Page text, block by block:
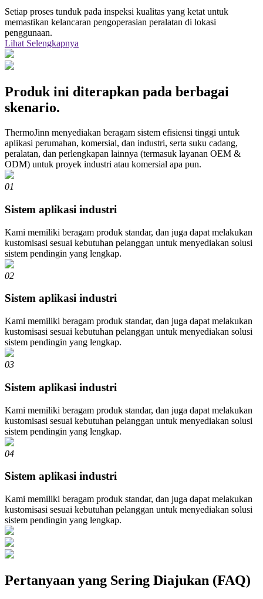
Setiap proses tunduk pada inspeksi kualitas yang ketat untuk
memastikan kelancaran pengoperasian peralatan di lokasi
penggunaan.
Lihat Selengkapnya
Produk ini diterapkan pada berbagai
skenario.
ThermoJinn menyediakan beragam sistem efisiensi tinggi untuk
aplikasi perumahan, komersial, dan industri, serta suku cadang,
peralatan, dan perlengkapan lainnya (termasuk layanan OEM &
ODM) untuk proyek industri atau komersial apa pun.
01
Sistem aplikasi industri
Kami memiliki beragam produk standar, dan juga dapat melakukan
kustomisasi sesuai kebutuhan pelanggan untuk menyediakan solusi
sistem pendingin yang lengkap.
02
Sistem aplikasi industri
Kami memiliki beragam produk standar, dan juga dapat melakukan
kustomisasi sesuai kebutuhan pelanggan untuk menyediakan solusi
sistem pendingin yang lengkap.
03
Sistem aplikasi industri
Kami memiliki beragam produk standar, dan juga dapat melakukan
kustomisasi sesuai kebutuhan pelanggan untuk menyediakan solusi
sistem pendingin yang lengkap.
04
Sistem aplikasi industri
Kami memiliki beragam produk standar, dan juga dapat melakukan
kustomisasi sesuai kebutuhan pelanggan untuk menyediakan solusi
sistem pendingin yang lengkap.
Pertanyaan yang Sering Diajukan (FAQ)